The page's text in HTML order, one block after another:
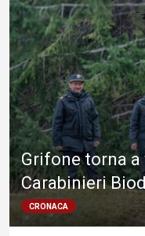
Grifone torna a
Carabinieri
CRONACA